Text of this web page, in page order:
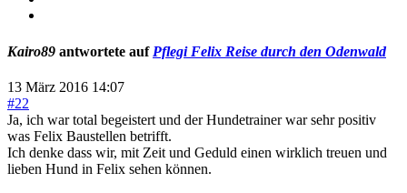
Kairo89 antwortete auf Pflegi Felix Reise durch den Odenwald
13 März 2016 14:07
#22
Ja, ich war total begeistert und der Hundetrainer war sehr positiv
was Felix Baustellen betrifft.
Ich denke dass wir, mit Zeit und Geduld einen wirklich treuen und
lieben Hund in Felix sehen können.